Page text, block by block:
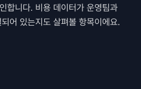
합니다. 비용 데이터가 운영팀과
어 있는지도 살펴볼 항목이에요.